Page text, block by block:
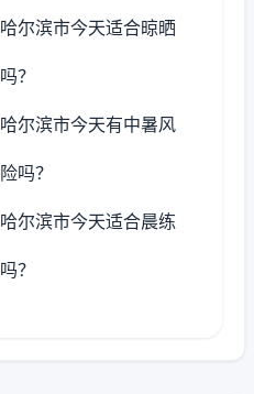
哈尔滨市今天适合晾晒
吗？
哈尔滨市今天有中暑风
险吗？
哈尔滨市今天适合晨练
吗？